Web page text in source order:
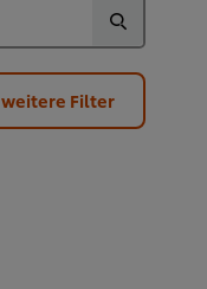
weitere Filter